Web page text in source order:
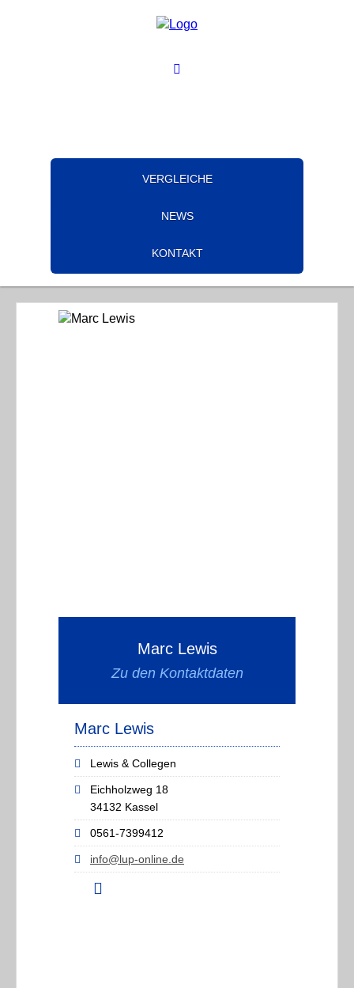
VERGLEICHE
NEWS
KONTAKT
Marc Lewis
Zu den Kontaktdaten
Marc Lewis
Lewis & Collegen
Eichholzweg 18
34132 Kassel
0561-7399412
info@lup-online.de